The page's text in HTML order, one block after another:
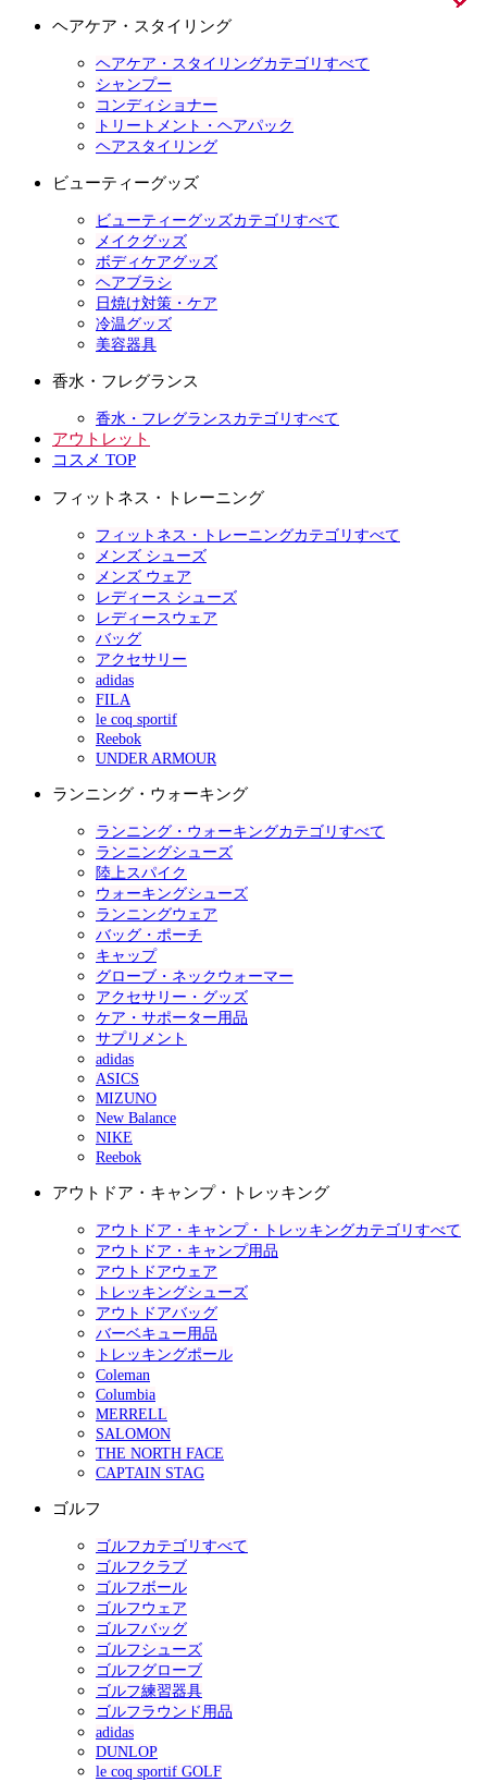
ヘアケア・スタイリング
ヘアケア・スタイリングカテゴリすべて
シャンプー
コンディショナー
トリートメント・ヘアパック
ヘアスタイリング
ビューティーグッズ
ビューティーグッズカテゴリすべて
メイクグッズ
ボディケアグッズ
ヘアブラシ
日焼け対策・ケア
冷温グッズ
美容器具
香水・フレグランス
香水・フレグランスカテゴリすべて
アウトレット
コスメ TOP
フィットネス・トレーニング
フィットネス・トレーニングカテゴリすべて
メンズ シューズ
メンズ ウェア
レディース シューズ
レディースウェア
バッグ
アクセサリー
adidas
FILA
le coq sportif
Reebok
UNDER ARMOUR
ランニング・ウォーキング
ランニング・ウォーキングカテゴリすべて
ランニングシューズ
陸上スパイク
ウォーキングシューズ
ランニングウェア
バッグ・ポーチ
キャップ
グローブ・ネックウォーマー
アクセサリー・グッズ
ケア・サポーター用品
サプリメント
adidas
ASICS
MIZUNO
New Balance
NIKE
Reebok
アウトドア・キャンプ・トレッキング
アウトドア・キャンプ・トレッキングカテゴリすべて
アウトドア・キャンプ用品
アウトドアウェア
トレッキングシューズ
アウトドアバッグ
バーベキュー用品
トレッキングポール
Coleman
Columbia
MERRELL
SALOMON
THE NORTH FACE
CAPTAIN STAG
ゴルフ
ゴルフカテゴリすべて
ゴルフクラブ
ゴルフボール
ゴルフウェア
ゴルフバッグ
ゴルフシューズ
ゴルフグローブ
ゴルフ練習器具
ゴルフラウンド用品
adidas
DUNLOP
le coq sportif GOLF